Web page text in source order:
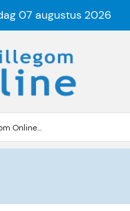
07 augustus 2026